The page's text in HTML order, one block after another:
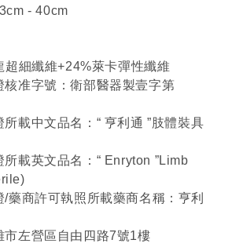
- 40cm
超細纖維+24%萊卡彈性纖維
核准字號：衛部醫器製壹字第
載中文品名：“ 亨利通 ”肢體裝具
載英文品名：“ Enryton ”Limb
藥商許可執照所載藥商名稱：亨利
市左營區自由四路7號1樓